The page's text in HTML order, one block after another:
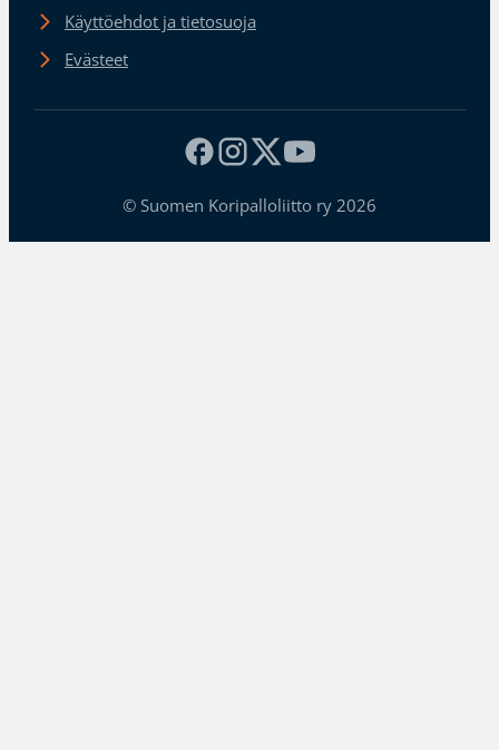
Käyttöehdot ja tietosuoja
Evästeet
© Suomen Koripalloliitto ry 2026